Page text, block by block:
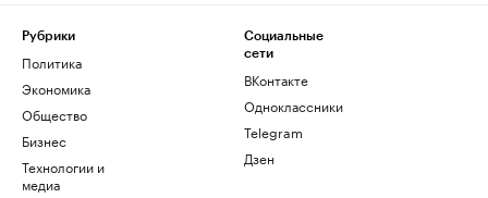
Рубрики
Политика
Экономика
Общество
Бизнес
Технологии и
медиа
Социальные
сети
ВКонтакте
Одноклассники
Telegram
Дзен